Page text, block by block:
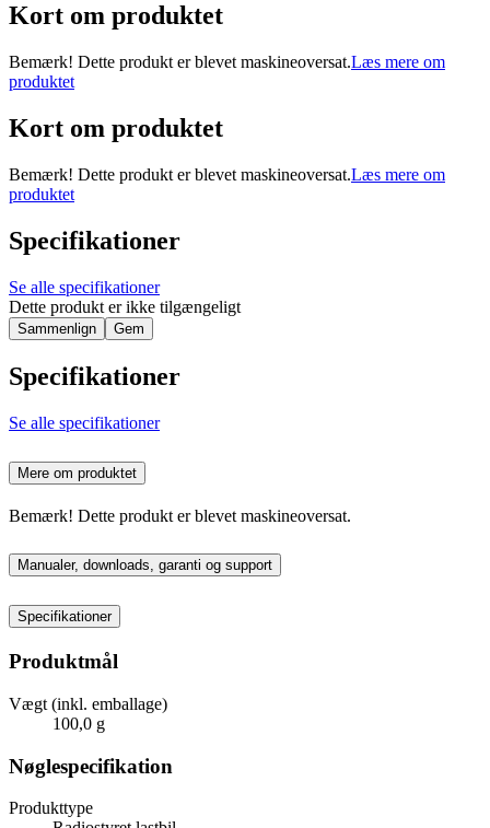
Kort om produktet
Bemærk! Dette produkt er blevet maskineoversat.Læs mere om
produktet
Kort om produktet
Bemærk! Dette produkt er blevet maskineoversat.Læs mere om
produktet
Specifikationer
Se alle specifikationer
Dette produkt er ikke tilgængeligt
Sammenlign Gem
Specifikationer
Se alle specifikationer
Mere om produktet
Bemærk! Dette produkt er blevet maskineoversat.
Manualer, downloads, garanti og support
Specifikationer
Produktmål
Vægt (inkl. emballage)
100,0 g
Nøglespecifikation
Produkttype